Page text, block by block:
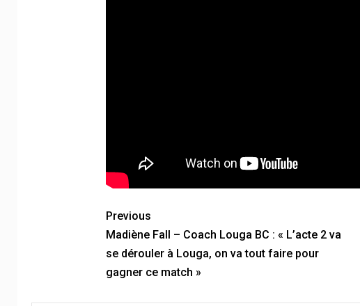
Previous
Madiène Fall – Coach Louga BC : « L’acte 2 va
se dérouler à Louga, on va tout faire pour
gagner ce match »